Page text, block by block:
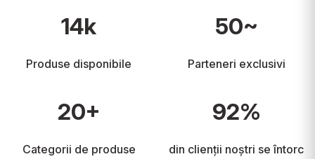
14k
Produse disponibile
50~
Parteneri exclusivi
20+
Categorii de produse
92%
din clienții noștri se întorc